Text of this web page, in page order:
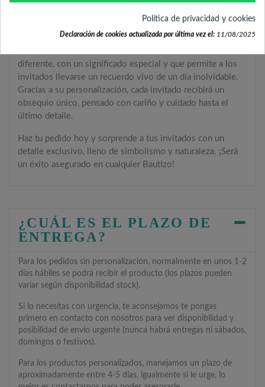
regalos originales Bautizo, el Cultivo de Fresas
diferente, con un significado especial y que permite a los
invitados llevarse un recuerdo vivo de un día inolvidable.
Gracias a su personalización, cada invitado recibirá un
obsequio único, pensado con cariño y cuidado hasta el
último detalle.
Haz tu pedido hoy y sorprende a tus invitados con un
detalle exclusivo, lleno de simbolismo y naturaleza. ¡Será
un éxito asegurado en cualquier Bautizo!
¿CUÁL ES EL PLAZO DE
ENTREGA?
Para los pedidos sin personalización, normalmente en unos 1-2
días hábiles se podrá recibir el producto (los plazos pueden
variar según disponibilidad stock).
Si lo necesitas con urgencia, te aconsejamos te pongas
primero en contacto con nosotros para ver disponibilidad y
posibilidad de envío urgente (nunca habrá entregas ni sábados,
domingos o festivos).
Para los productos personalizados, manejamos un plazo de
aproximadamente entre 4-5 días, igualmente si le urge, lo
Política de privacidad y cookies
Declaración de cookies actualizada por última vez el: 11/08/2025